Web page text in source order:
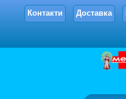
Контакти Доставка